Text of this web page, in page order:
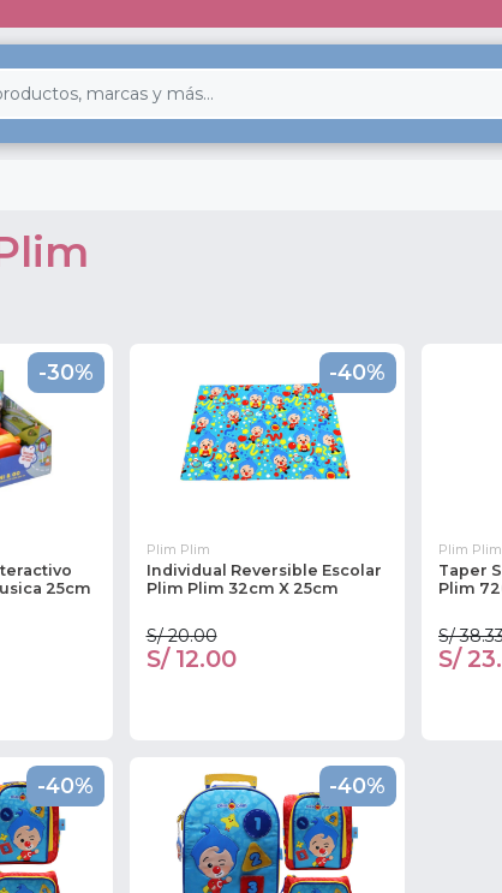
-30%
25cm
-40%
Plim Plim
Individual Reversible Escolar
Plim Plim 32cm X 25cm
S/ 20.00
S/ 12.00
Plim Plim
Taper
Plim
S/
S/
-40% -40%